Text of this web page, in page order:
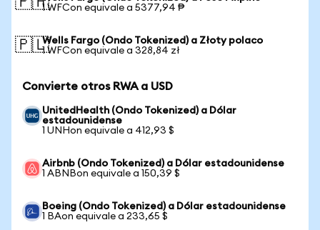
1 WFCon equivale a 5377,94 ₱
🇵🇱Wells Fargo (Ondo Tokenized) a Złoty polaco
1 WFCon equivale a 328,84 zł
Convierte otros RWA a USD
UnitedHealth (Ondo Tokenized) a Dólar
estadounidense
1 UNHon equivale a 412,93 $
Airbnb (Ondo Tokenized) a Dólar estadounidense
1 ABNBon equivale a 150,39 $
Boeing (Ondo Tokenized) a Dólar estadounidense
1 BAon equivale a 233,65 $